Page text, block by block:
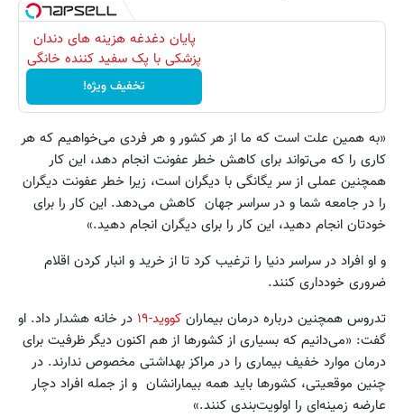
پایان دغدغه هزینه های دندان
پزشکی با پک سفید کننده خانگی
تخفیف ویژه!
«به همین علت است که ما از هر کشور و هر فردی می‌خواهیم که هر
کاری را که می‌تواند برای کاهش خطر عفونت انجام دهد، این کار
همچنین عملی از سر یگانگی با دیگران است، زیرا خطر عفونت دیگران
را در جامعه شما و در سراسر جهان کاهش می‌دهد. این کار را برای
خودتان انجام دهید، این کار را برای دیگران انجام دهید.»
و او افراد در سراسر دنیا را ترغیب کرد تا از خرید و انبار کردن اقلام
ضروری خودداری کنند.
تدروس همچنین درباره درمان بیماران کووید-۱۹
در خانه هشدار داد. او
گفت: «می‌دانیم که بسیاری از کشورها از هم اکنون دیگر ظرفیت برای
درمان موارد خفیف بیماری را در مراکز بهداشتی مخصوص ندارند. در
چنین موقعیتی، کشورها باید همه بیمارانشان و از جمله افراد دچار
عارضه زمینه‌ای را اولویت‌بندی کنند.»